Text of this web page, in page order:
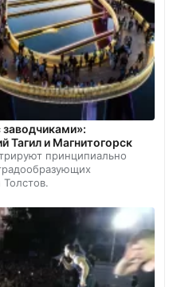
заводчиками»:
Тагил и Магнитогорск
принципиально